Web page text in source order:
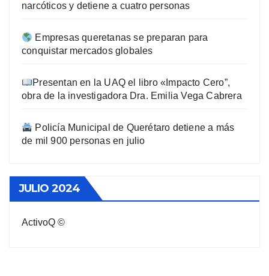
narcóticos y detiene a cuatro personas
Empresas queretanas se preparan para
conquistar mercados globales
Presentan en la UAQ el libro «Impacto Cero”,
obra de la investigadora Dra. Emilia Vega Cabrera
Policía Municipal de Querétaro detiene a más
de mil 900 personas en julio
JULIO 2024
ActivoQ ©